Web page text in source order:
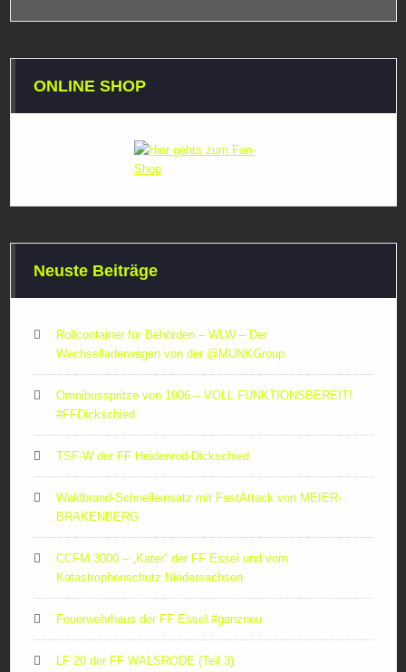
ONLINE SHOP
Neuste Beiträge
Rollcontainer für Behörden – WLW – Der
Wechselladerwagen von der ‪@MUNKGroup‬
Omnibusspritze von 1906 – VOLL FUNKTIONSBEREIT!
#FFDickschied
TSF-W der FF Heidenrod-Dickschied
Waldbrand-Schnelleinsatz mit FastAttack von MEIER-
BRAKENBERG
CCFM 3000 – „Kater“ der FF Essel und vom
Katastrophenschutz Niedersachsen
Feuerwehrhaus der FF Essel #ganzneu
LF 20 der FF WALSRODE (Teil 3)